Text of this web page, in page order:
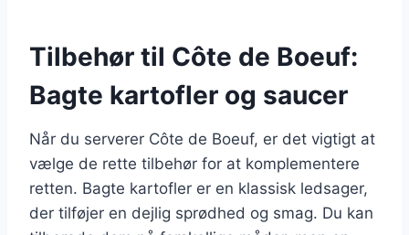
Tilbehør til Côte de Boeuf:
Bagte kartofler og saucer
Når du serverer Côte de Boeuf, er det vigtigt at
vælge de rette tilbehør for at komplementere
retten. Bagte kartofler er en klassisk ledsager,
der tilføjer en dejlig sprødhed og smag. Du kan